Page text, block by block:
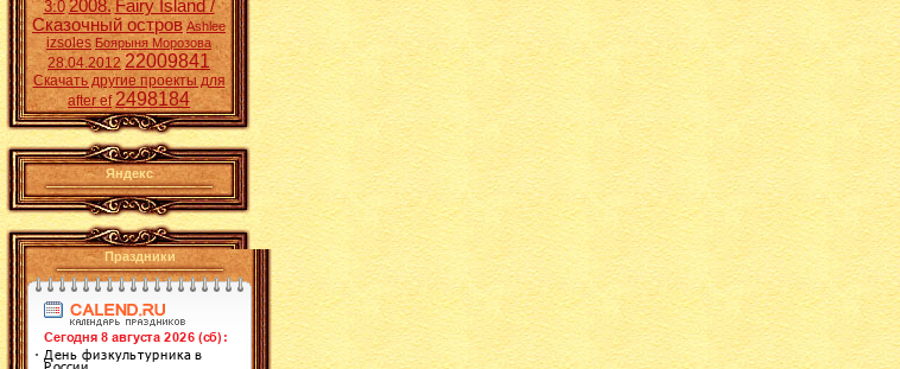
3:0 2008. Fairy Island /
Сказочный остров Ashlee
izsoles Боярыня Морозова
28.04.2012 22009841
Скачать другие проекты для
after ef 2498184
Яндекс
Праздники